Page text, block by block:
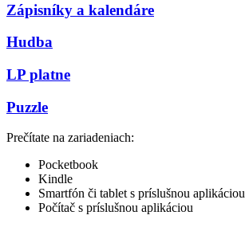
Zápisníky a kalendáre
Hudba
LP platne
Puzzle
Prečítate na zariadeniach:
Pocketbook
Kindle
Smartfón či tablet s príslušnou aplikáciou
Počítač s príslušnou aplikáciou